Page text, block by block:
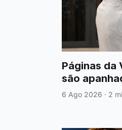
Páginas da
são
fica em
6 Ago 2026 · 2